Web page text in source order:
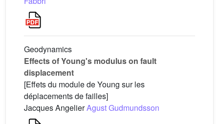
Geodynamics
Effects of Young's modulus on fault
displacement
[Effets du module de Young sur les
déplacements de failles]
Jacques AngelierAgust Gudmundsson